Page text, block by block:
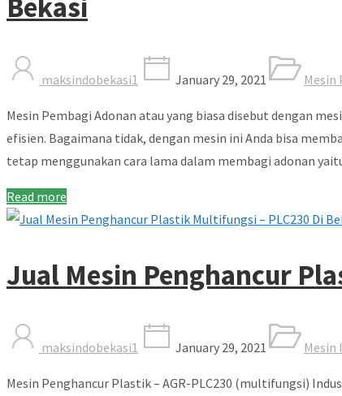
Bekasi
maksindobekasi1 January 29, 2021 Mesin
Mesin Pembagi Adonan atau yang biasa disebut dengan
efisien. Bagaimana tidak, dengan mesin ini Anda bisa
tetap menggunakan cara lama dalam membagi adonan
Read more
Jual Mesin Penghancur
maksindobekasi1 January 29, 2021 Mesin
Mesin Penghancur Plastik – AGR-PLC230 (multifungsi)